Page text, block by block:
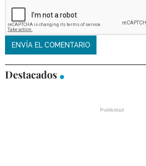
Destacados